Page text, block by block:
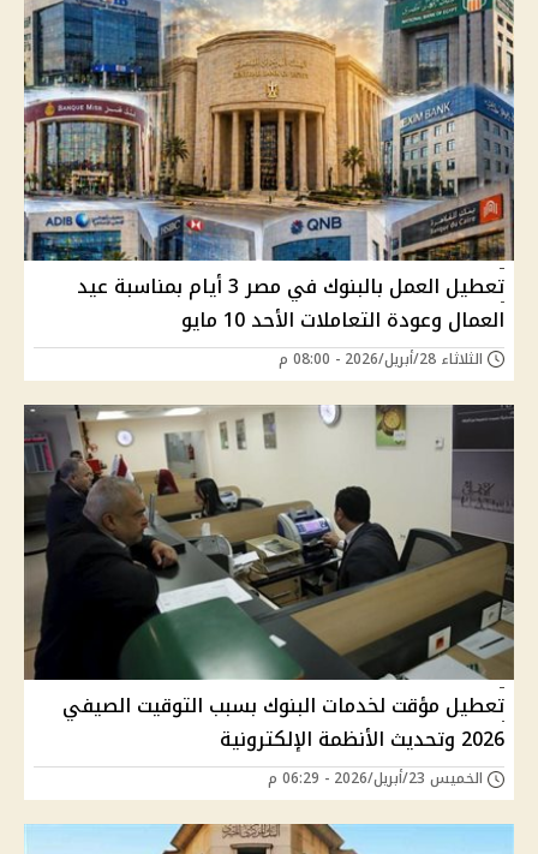
تعطيل العمل بالبنوك في مصر 3 أيام بمناسبة عيد
العمال وعودة التعاملات الأحد 10 مايو
الثلاثاء 28/أبريل/2026 - 08:00 م
تعطيل مؤقت لخدمات البنوك بسبب التوقيت الصيفي
2026 وتحديث الأنظمة الإلكترونية
الخميس 23/أبريل/2026 - 06:29 م